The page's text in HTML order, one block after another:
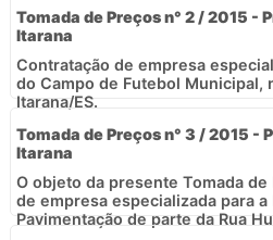
Tomada de Preços n° 2 / 2015 -
Itarana
Contratação de empresa
do Campo de Futebol Municipal,
Itarana/ES.
Tomada de Preços n° 3 / 2015 -
Itarana
O objeto da presente Tomada
de empresa especializada para a
Pavimentação de parte da Rua